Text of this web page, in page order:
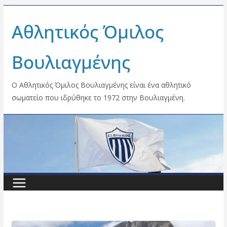
content
Αθλητικός Όμιλος
Βουλιαγμένης
Ο Αθλητικός Όμιλος Βουλιαγμένης είναι ένα αθλητικό
σωματείο που ιδρύθηκε το 1972 στην Βουλιαγμένη.